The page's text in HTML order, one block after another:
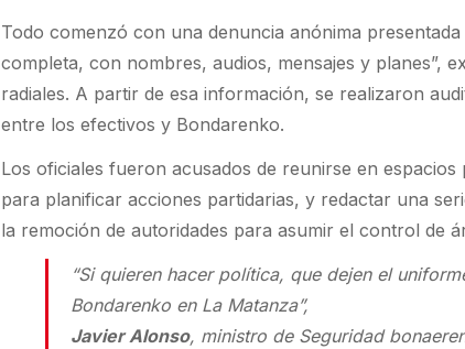
Todo comenzó con una denuncia anónima
completa, con nombres, audios, mensajes y planes”,
radiales. A partir de esa información, se realizaron
entre los efectivos y Bondarenko.
Los oficiales fueron acusados de reunirse en
para planificar acciones partidarias, y redactar una
la remoción de autoridades para asumir el control de
“Si quieren hacer política, que dejen el
Bondarenko en La Matanza”,
Javier Alonso, ministro de Seguridad